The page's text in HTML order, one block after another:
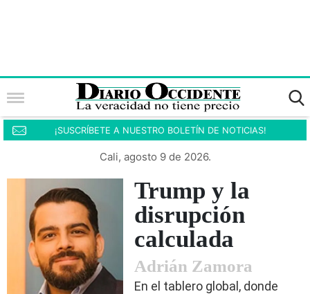
¡SUSCRÍBETE A NUESTRO BOLETÍN DE NOTICIAS!
Cali, agosto 9 de 2026.
Trump y la
disrupción
calculada
Adrián Zamora
En el tablero global, donde